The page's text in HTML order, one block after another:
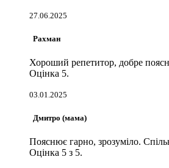
27.06.2025
Рахман
Хороший репетитор, добре
Оцінка 5.
03.01.2025
Дмитро (мама)
Пояснює гарно, зрозуміло.
Оцінка 5 з 5.